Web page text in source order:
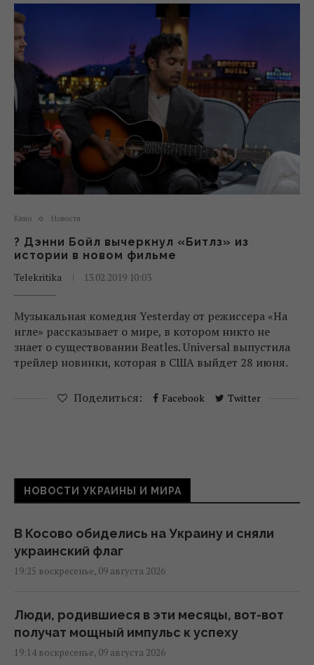
Кино Новости
? Дэнни Бойл вычеркнул «Битлз» из
истории в новом фильме
Telekritika
13.02.2019 10:03
Музыкальная комедия Yesterday от режиссера «На
игле» рассказывает о мире, в котором никто не
знает о существовании Beatles. Universal выпустила
трейлер новинки, которая в США выйдет 28 июня.
Поделиться: Facebook Twitter
НОВОСТИ УКРАИНЫ И МИРА
В Косово обиделись на Украину и сняли
украинский флаг
19:25 воскресенье, 09 августа 2026
Люди, родившиеся в эти месяцы, вот-вот
получат мощный импульс к успеху
19:14 воскресенье, 09 августа 2026